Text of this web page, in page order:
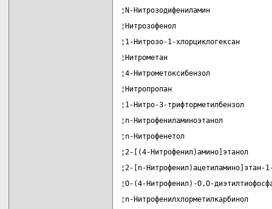
¦N-Нитрозодифениламин
¦Нитрозофенол
¦1-Нитрозо-1-
¦Нитрометан
¦4-Нитрометоксибензол
¦Нитропропан
¦1-Нитро-3-
¦n-Нитрофениламиноэтанол
¦n-Нитрофенетол
¦2-[(4-
¦2-[n-
¦О-(4-Нитрофенил)-О,О-
¦n-